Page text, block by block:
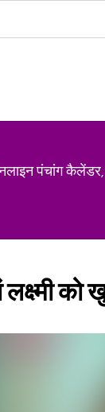
पंचांग कैलेंडर,
लक्ष्मी